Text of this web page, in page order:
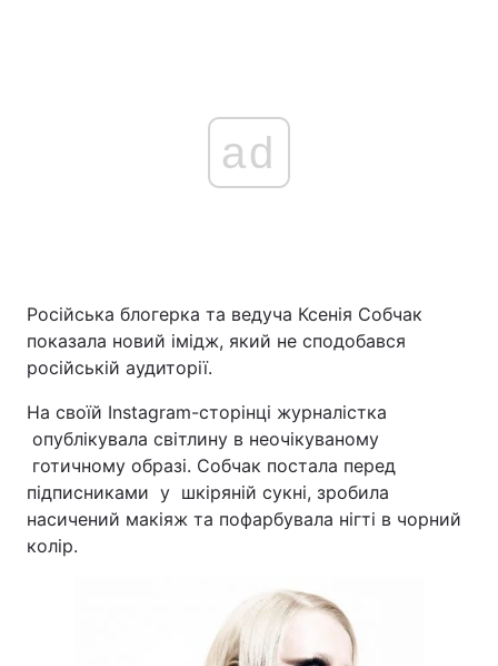
ad
Російська блогерка та ведуча Ксенія Собчак
показала новий імідж, який не сподобався
російській аудиторії.
На своїй Instagram-сторінці журналістка
опублікувала світлину в неочікуваному
готичному образі. Собчак постала перед
підписниками у шкіряній сукні, зробила
насичений макіяж та пофарбувала нігті в чорний
колір.